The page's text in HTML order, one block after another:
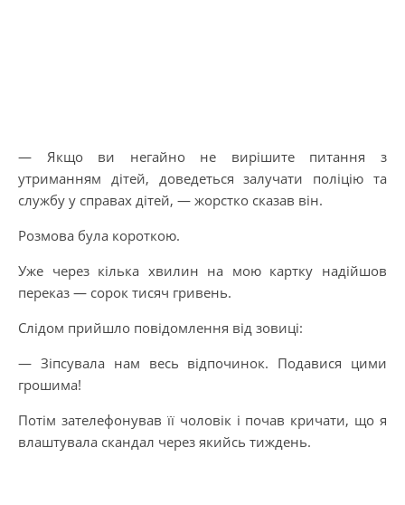
— Якщо ви негайно не вирішите питання з
утриманням дітей, доведеться залучати поліцію та
службу у справах дітей, — жорстко сказав він.
Розмова була короткою.
Уже через кілька хвилин на мою картку надійшов
переказ — сорок тисяч гривень.
Слідом прийшло повідомлення від зовиці:
— Зіпсувала нам весь відпочинок. Подавися цими
грошима!
Потім зателефонував її чоловік і почав кричати, що я
влаштувала скандал через якийсь тиждень.